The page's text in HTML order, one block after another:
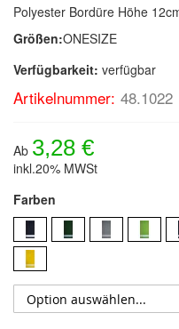
Polyester Bordüre Höhe
Größen:ONESIZE
Verfügbarkeit: verfügbar
Artikelnummer: 48.1022
Ab 3,28 €
inkl.20% MWSt
Farben